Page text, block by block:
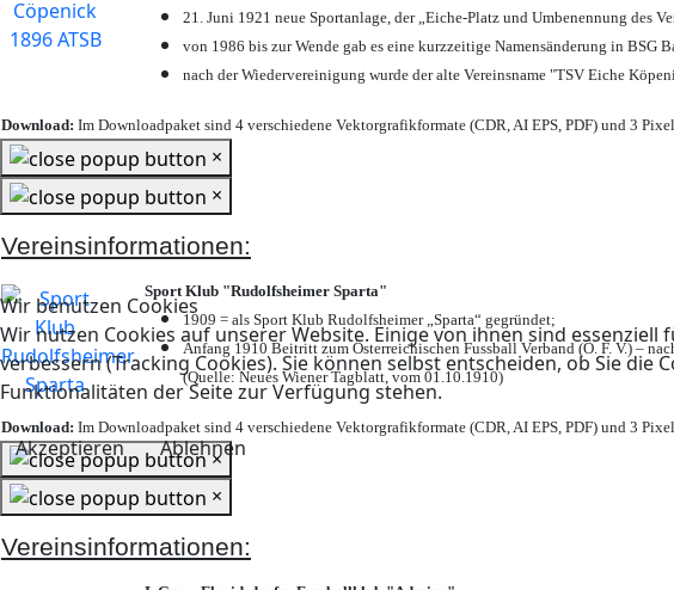
Wir benutzen Cookies
Wir nutzen Cookies auf unserer Website. Einige von ihnen sind
verbessern (Tracking Cookies). Sie können selbst entscheiden, ob Sie
Funktionalitäten der Seite zur Verfügung stehen.
Akzeptieren
Ablehnen
21. Juni 1921 neue Sportanlage, der „Eiche-Platz und Umbenennung des
von 1986 bis zur Wende gab es eine kurzzeitige Namensänderung in BSG
nach der Wiedervereinigung wurde der alte Vereinsname "TSV Eiche
Download: Im Downloadpaket sind 4 verschiedene Vektorgrafikformate (CDR, AI EPS, PDF) und 3
×
×
Vereinsinformationen:
Sport Klub "Rudolfsheimer Sparta"
1909 = als Sport Klub Rudolfsheimer „Sparta“ gegründet;
Anfang 1910 Beitritt zum Österreichischen Fussball Verband (Ö. F. V.) –
(Quelle: Neues Wiener Tagblatt, vom 01.10.1910)
Download: Im Downloadpaket sind 4 verschiedene Vektorgrafikformate (CDR, AI EPS, PDF) und 3
×
×
Vereinsinformationen: